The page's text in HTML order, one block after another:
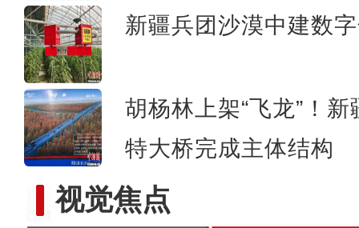
新疆兵团沙漠中建数字
胡杨林上架“飞龙”！
特大桥完成主体结构
视觉焦点《游在新疆、吃住在兵团》